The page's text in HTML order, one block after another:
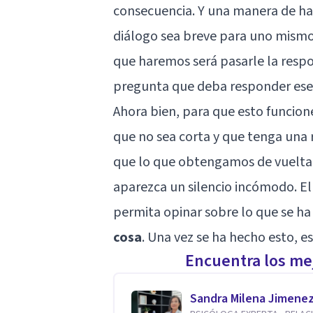
consecuencia. Y una manera de
diálogo sea breve para uno
que haremos será pasarle la
pregunta que deba responder
Ahora bien, para que esto
que no sea corta y que tenga
que lo que obtengamos de
aparezca un silencio incómodo.
permita opinar sobre lo que se
cosa. Una vez se ha hecho esto,
Encuentra los
Sandra Milena